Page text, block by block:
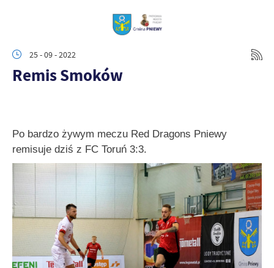
25 - 09 - 2022
Remis Smoków
Po bardzo żywym meczu Red Dragons Pniewy
remisuje dziś z FC Toruń 3:3.